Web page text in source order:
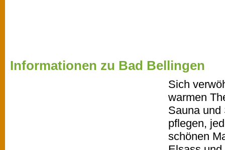
Informationen zu Bad Bellingen
Sich
warmen
Sauna und
pflegen,
schönen